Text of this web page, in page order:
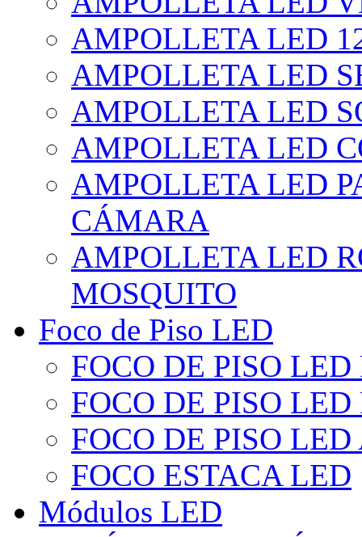
AMPOLLETA LED
AMPOLLETA LED
AMPOLLETA LED
AMPOLLETA LED
AMPOLLETA LED
CÁMARA
AMPOLLETA LED
MOSQUITO
Foco de Piso LED
FOCO DE PISO
FOCO DE PISO
FOCO DE PISO
FOCO ESTACA LED
Módulos LED